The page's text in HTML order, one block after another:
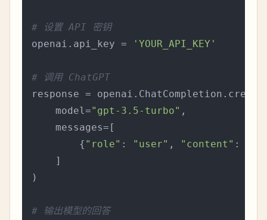
# 设置 API 密钥
openai.api_key =
'YOUR_API_KEY'
# 调用 ChatGPT
response =
    model=
"gpt-3.5-turbo" ,
    messages=[
        {
"role" : "user" , "content" :
    ]
)
# 输出模型的回答